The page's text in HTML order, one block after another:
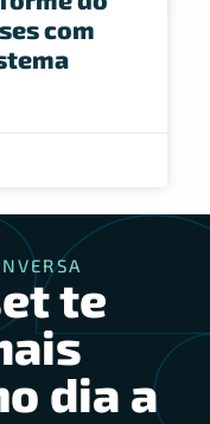
com
te
dia a